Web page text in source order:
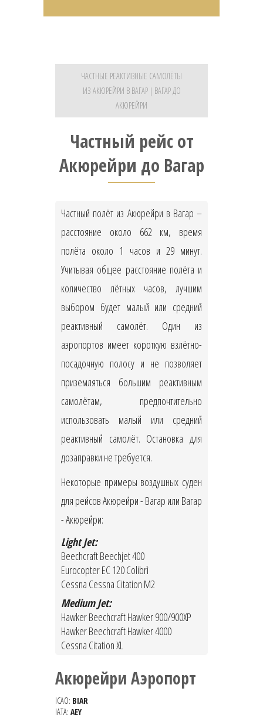
ЧАСТНЫЕ РЕАКТИВНЫЕ САМОЛЁТЫ
ИЗ АКЮРЕЙРИ В ВАГАР | ВАГАР ДО
АКЮРЕЙРИ
Частный рейс от
Акюрейри до Вагар
Частный полёт из Акюрейри в Вагар –
расстояние около 662 км, время
полёта около 1 часов и 29 минут.
Учитывая общее расстояние полёта и
количество лётных часов, лучшим
выбором будет малый или средний
реактивный самолёт. Один из
аэропортов имеет короткую взлётно-
посадочную полосу и не позволяет
приземляться большим реактивным
самолётам, предпочтительно
использовать малый или средний
реактивный самолёт. Остановка для
дозаправки не требуется.
Некоторые примеры воздушных суден
для рейсов Акюрейри - Вагар или Вагар
- Акюрейри:
Light Jet:
Beechcraft Beechjet 400
Eurocopter EC 120 Colibrì
Cessna Cessna Citation M2
Medium Jet:
Hawker Beechcraft Hawker 900/900XP
Hawker Beechcraft Hawker 4000
Cessna Citation XL
Акюрейри Аэропорт
ICAO: BIAR
IATA: AEY